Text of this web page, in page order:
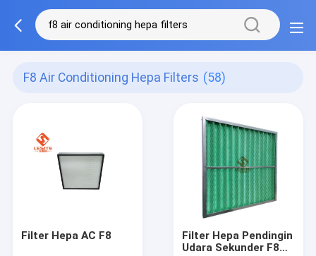
F8 Air Conditioning Hepa Filters (58)
Filter Hepa AC F8
Filter Hepa Pendingin
Udara Sekunder F8